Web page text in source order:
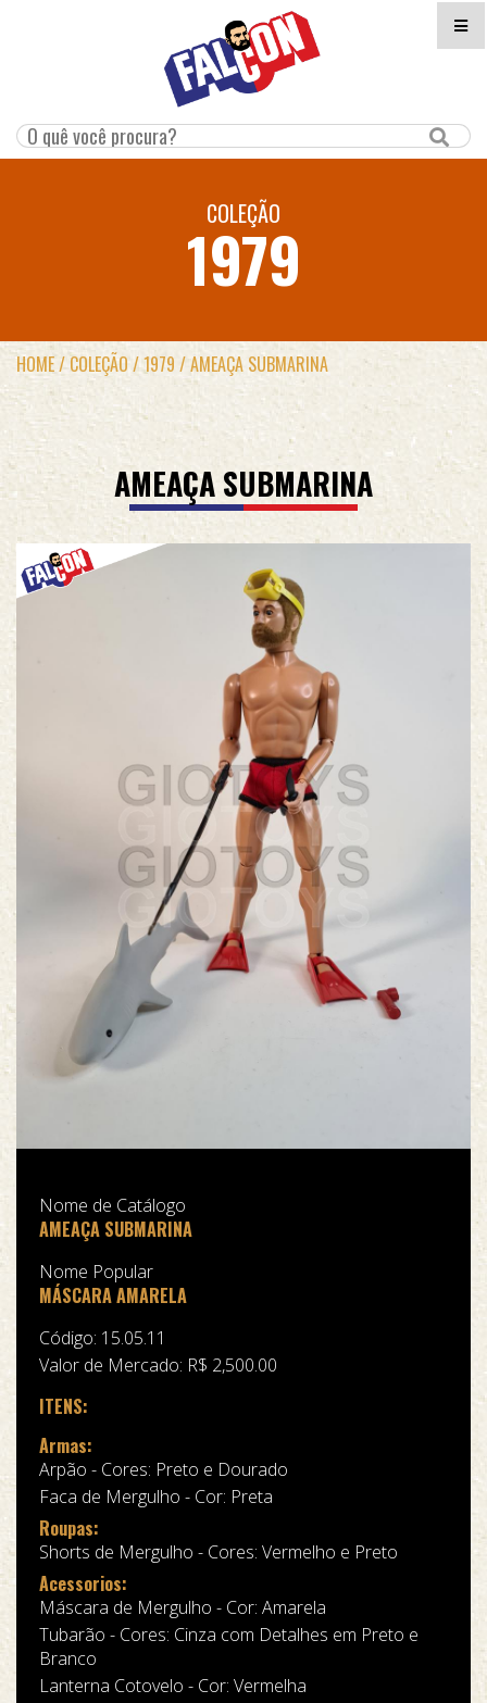
COLEÇÃO
1979
HOME/COLEÇÃO/1979 /AMEAÇA SUBMARINA
AMEAÇA SUBMARINA
Nome de Catálogo
AMEAÇA SUBMARINA
Nome Popular
MÁSCARA AMARELA
Código: 15.05.11
Valor de Mercado: R$ 2,500.00
ITENS:
Armas:
Arpão - Cores: Preto e Dourado
Faca de Mergulho - Cor: Preta
Roupas:
Shorts de Mergulho - Cores: Vermelho e Preto
Acessorios:
Máscara de Mergulho - Cor: Amarela
Tubarão - Cores: Cinza com Detalhes em Preto e
Branco
Lanterna Cotovelo - Cor: Vermelha